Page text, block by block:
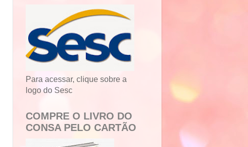
Para acessar, clique sobre a
logo do Sesc
COMPRE O LIVRO DO
CONSA PELO CARTÃO